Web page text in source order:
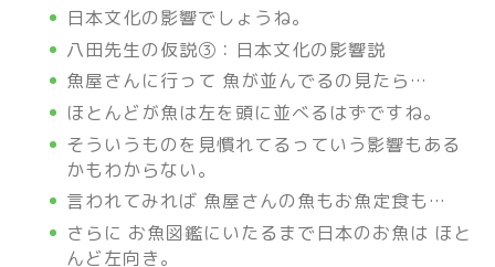
日本文化の影響でしょうね。
八田先生の仮説③：日本文化の影響説
魚屋さんに行って 魚が並んでるの見たら…
ほとんどが魚は左を頭に並べるはずですね。
そういうものを見慣れてるっていう影響もある
かもわからない。
言われてみれば 魚屋さんの魚もお魚定食も…
さらに お魚図鑑にいたるまで日本のお魚は ほと
んど左向き。